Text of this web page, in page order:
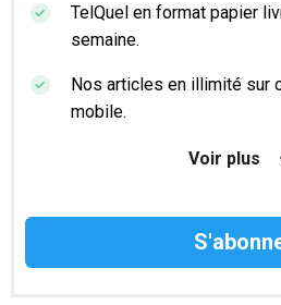
TelQuel en format papier
semaine.
Nos articles en illimité sur
mobile.
Le magazine TelQuel en
Voir plus